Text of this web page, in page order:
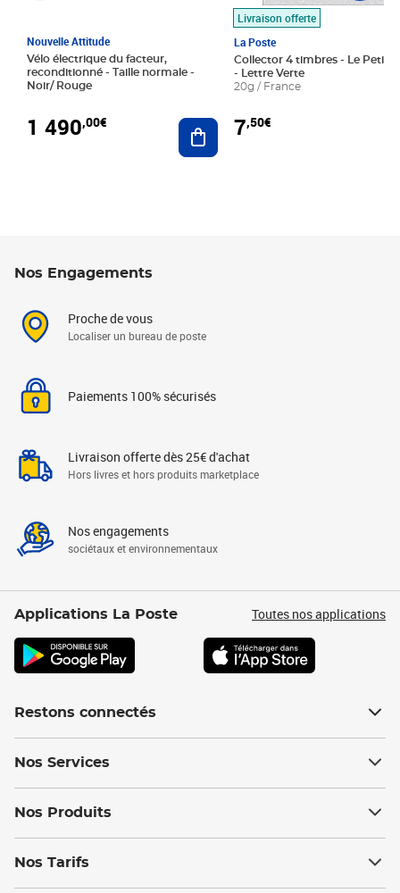
Nouvelle Attitude
Vélo électrique du facteur,
reconditionné - Taille normale -
Noir/ Rouge
1 490,00€ Ajouter au panier
Livraison offerte
La Poste
Collector 4 timbres - Le Petit
- Lettre Verte
20g / France
7,50€
Nos Engagements
Proche de vous
Localiser un bureau de poste
Paiements 100% sécurisés
Livraison offerte dès 25€ d'achat
Hors livres et hors produits marketplace
Nos engagements
sociétaux et environnementaux
Applications La Poste Toutes nos applications
Restons connectés
Nos Services
Nos Produits
Nos Tarifs